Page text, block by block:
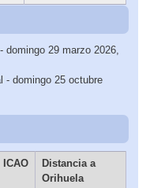
29 marzo 2026,
- domingo 25 octubre
ICAO
Distancia a
Orihuela